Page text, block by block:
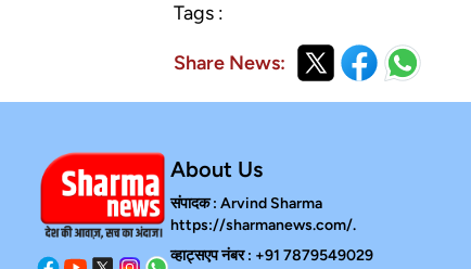
Tags :
Share News:
About Us
संपादक : Arvind Sharma
https://sharmanews.com/.
व्हाट्सएप नंबर : +91 7879549029